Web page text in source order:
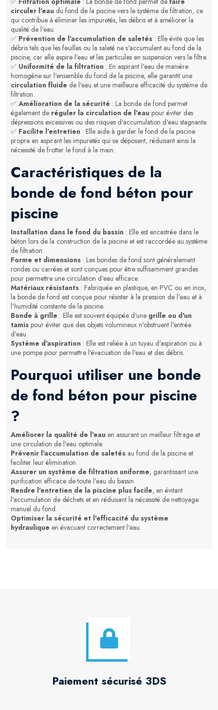
circuler l'eau du fond de la piscine vers le système de filtration, ce
qui contribue à éliminer les impuretés, les débris et à améliorer la
qualité de l'eau.
✅ Prévention de l'accumulation de saletés : Elle évite que les
débris tels que les feuilles ou la saleté ne s'accumulent au fond de la
piscine, car elle aspire l'eau et les particules en suspension vers le filtre.
✅ Uniformité de la filtration : En aspirant l'eau de manière
homogène sur l'ensemble du fond de la piscine, elle garantit une
circulation fluide de l'eau et une meilleure efficacité du système de
filtration.
✅ Amélioration de la sécurité : La bonde de fond permet
également de réguler la circulation de l'eau pour éviter des
dépressions excessives ou des risques d'accumulation d'eau stagnante.
✅ Facilite l'entretien : Elle aide à garder le fond de la piscine
propre en aspirant les impuretés qui se déposent, réduisant ainsi la
nécessité de frotter le fond à la main.
Caractéristiques de la
bonde de fond béton pour
piscine
Installation dans le fond du bassin : Elle est encastrée dans le
béton lors de la construction de la piscine et est raccordée au système
de filtration.
Forme et dimensions : Les bondes de fond sont généralement
rondes ou carrées et sont conçues pour être suffisamment grandes
pour permettre une circulation d'eau efficace.
Matériaux résistants : Fabriquée en plastique, en PVC ou en inox,
la bonde de fond est conçue pour résister à la pression de l'eau et à
l'humidité constante de la piscine.
Bonde à grille : Elle est souvent équipée d'une grille ou d'un
tamis pour éviter que des objets volumineux n'obstruent l'entrée
d'eau.
Système d'aspiration : Elle est reliée à un tuyau d'aspiration ou à
une pompe pour permettre l'évacuation de l'eau et des débris.
Pourquoi utiliser une bonde
de fond béton pour piscine
?
Améliorer la qualité de l'eau en assurant un meilleur filtrage et
une circulation de l'eau optimale.
Prévenir l'accumulation de saletés au fond de la piscine et
faciliter leur élimination.
Assurer un système de filtration uniforme, garantissant une
purification efficace de toute l'eau du bassin.
Rendre l'entretien de la piscine plus facile, en évitant
l'accumulation de déchets et en réduisant la nécessité de nettoyage
manuel du fond.
Optimiser la sécurité et l'efficacité du système
hydraulique en évacuant correctement l'eau.
Paiement sécurisé 3DS